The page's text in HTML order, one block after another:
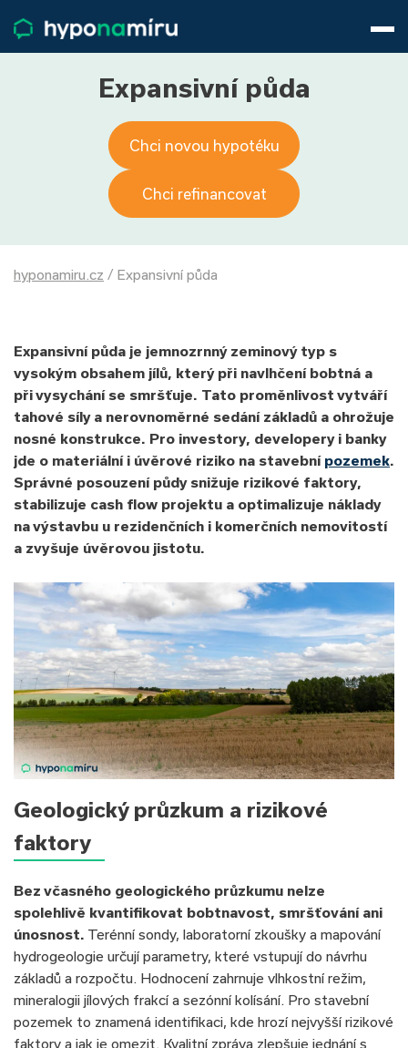
Životní pojištění
Pojištění nemovitosti
O nás
800 688 388
Přihlásit
Expansivní půda
Chci novou hypotéku
Chci refinancovat
hyponamiru.cz / Expansivní půda
Expansivní půda je jemnozrnný zeminový typ s
vysokým obsahem jílů, který při navlhčení bobtná a
při vysychání se smršťuje. Tato proměnlivost vytváří
tahové síly a nerovnoměrné sedání základů a ohrožuje
nosné konstrukce. Pro investory, developery i banky
jde o materiální i úvěrové riziko na stavební pozemek.
Správné posouzení půdy snižuje rizikové faktory,
stabilizuje cash flow projektu a optimalizuje náklady
na výstavbu u rezidenčních i komerčních nemovitostí
a zvyšuje úvěrovou jistotu.
Geologický průzkum a rizikové
faktory
Bez včasného geologického průzkumu nelze
spolehlivě kvantifikovat bobtnavost, smršťování ani
únosnost. Terénní sondy, laboratorní zkoušky a mapování
hydrogeologie určují parametry, které vstupují do návrhu
základů a rozpočtu. Hodnocení zahrnuje vlhkostní režim,
mineralogii jílových frakcí a sezónní kolísání. Pro stavební
pozemek to znamená identifikaci, kde hrozí nejvyšší rizikové
faktory a jak je omezit. Kvalitní zpráva zlepšuje jednání s